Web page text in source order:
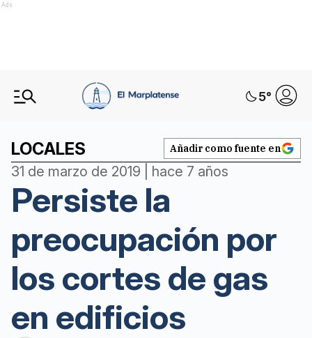
Ads
5°
LOCALES Añadir como fuente en
31 de marzo de 2019 | hace 7 años
Persiste la
preocupación por
los cortes de gas
en edificios